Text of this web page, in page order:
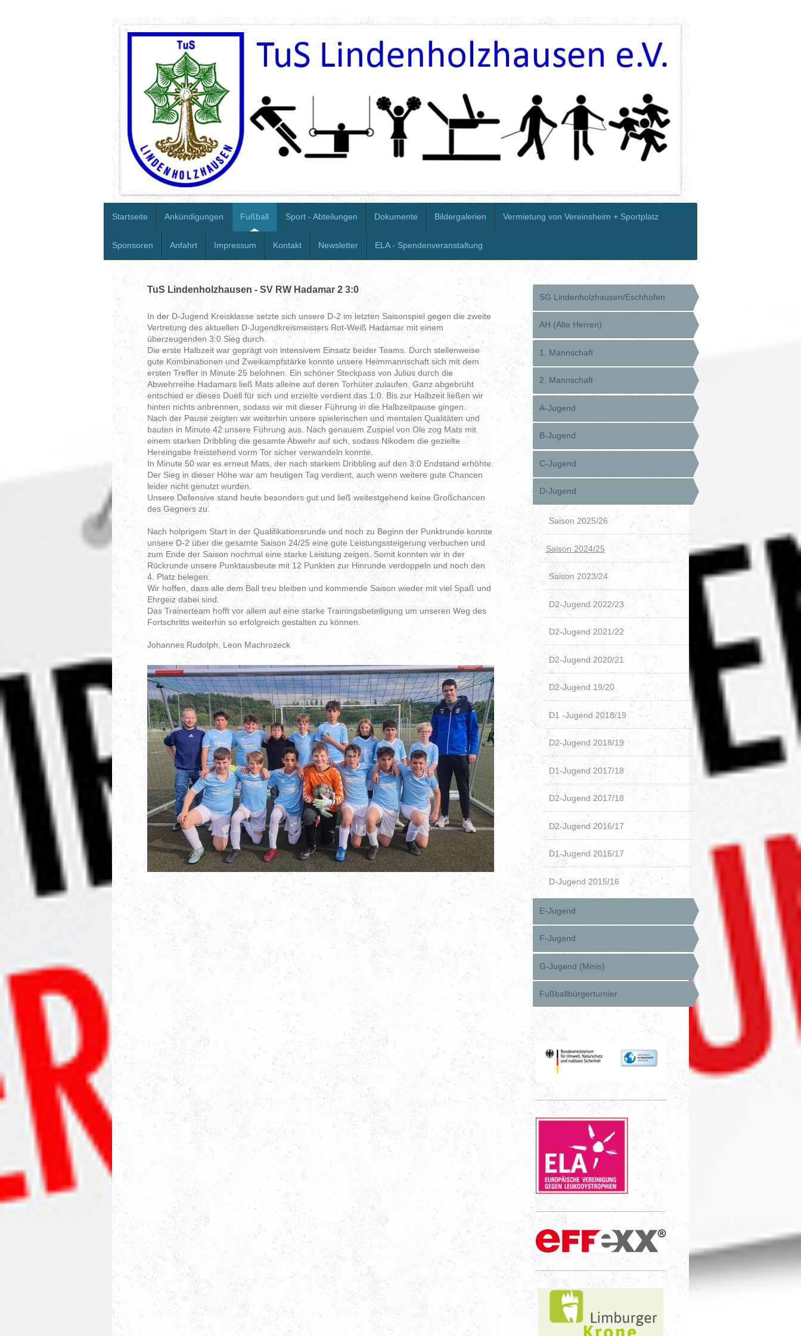
Startseite Ankündigungen Fußball Sport - Abteilungen Dokumente Bildergalerien Vermietung von Vereinsheim + Sportplatz
Sponsoren Anfahrt Impressum Kontakt Newsletter ELA - Spendenveranstaltung
TuS Lindenholzhausen - SV RW Hadamar 2 3:0
In der D-Jugend Kreisklasse setzte sich unsere D-2 im letzten Saisonspiel gegen die zweite
Vertretung des aktuellen D-Jugendkreismeisters Rot-Weiß Hadamar mit einem
überzeugenden 3:0 Sieg durch.
Die erste Halbzeit war geprägt von intensivem Einsatz beider Teams. Durch stellenweise
gute Kombinationen und Zweikampfstärke konnte unsere Heimmannschaft sich mit dem
ersten Treffer in Minute 25 belohnen. Ein schöner Steckpass von Julius durch die
Abwehrreihe Hadamars ließ Mats alleine auf deren Torhüter zulaufen. Ganz abgebrüht
entschied er dieses Duell für sich und erzielte verdient das 1:0. Bis zur Halbzeit ließen wir
hinten nichts anbrennen, sodass wir mit dieser Führung in die Halbzeitpause gingen.
Nach der Pause zeigten wir weiterhin unsere spielerischen und mentalen Qualitäten und
bauten in Minute 42 unsere Führung aus. Nach genauem Zuspiel von Ole zog Mats mit
einem starken Dribbling die gesamte Abwehr auf sich, sodass Nikodem die gezielte
Hereingabe freistehend vorm Tor sicher verwandeln konnte.
In Minute 50 war es erneut Mats, der nach starkem Dribbling auf den 3:0 Endstand erhöhte.
Der Sieg in dieser Höhe war am heutigen Tag verdient, auch wenn weitere gute Chancen
leider nicht genutzt wurden.
Unsere Defensive stand heute besonders gut und ließ weitestgehend keine Großchancen
des Gegners zu.
Nach holprigem Start in der Qualifikationsrunde und noch zu Beginn der Punktrunde konnte
unsere D-2 über die gesamte Saison 24/25 eine gute Leistungssteigerung verbuchen und
zum Ende der Saison nochmal eine starke Leistung zeigen. Somit konnten wir in der
Rückrunde unsere Punktausbeute mit 12 Punkten zur Hinrunde verdoppeln und noch den
4. Platz belegen.
Wir hoffen, dass alle dem Ball treu bleiben und kommende Saison wieder mit viel Spaß und
Ehrgeiz dabei sind.
Das Trainerteam hofft vor allem auf eine starke Trainingsbeteiligung um unseren Weg des
Fortschritts weiterhin so erfolgreich gestalten zu können.
Johannes Rudolph, Leon Machrozeck
SG Lindenholzhausen/Eschhofen
AH (Alte Herren)
1. Mannschaft
2. Mannschaft
A-Jugend
B-Jugend
C-Jugend
D-Jugend
Saison 2025/26
Saison 2024/25
Saison 2023/24
D2-Jugend 2022/23
D2-Jugend 2021/22
D2-Jugend 2020/21
D2-Jugend 19/20
D1 -Jugend 2018/19
D2-Jugend 2018/19
D1-Jugend 2017/18
D2-Jugend 2017/18
D2-Jugend 2016/17
D1-Jugend 2016/17
D-Jugend 2015/16
E-Jugend
F-Jugend
G-Jugend (Minis)
Fußballbürgerturnier